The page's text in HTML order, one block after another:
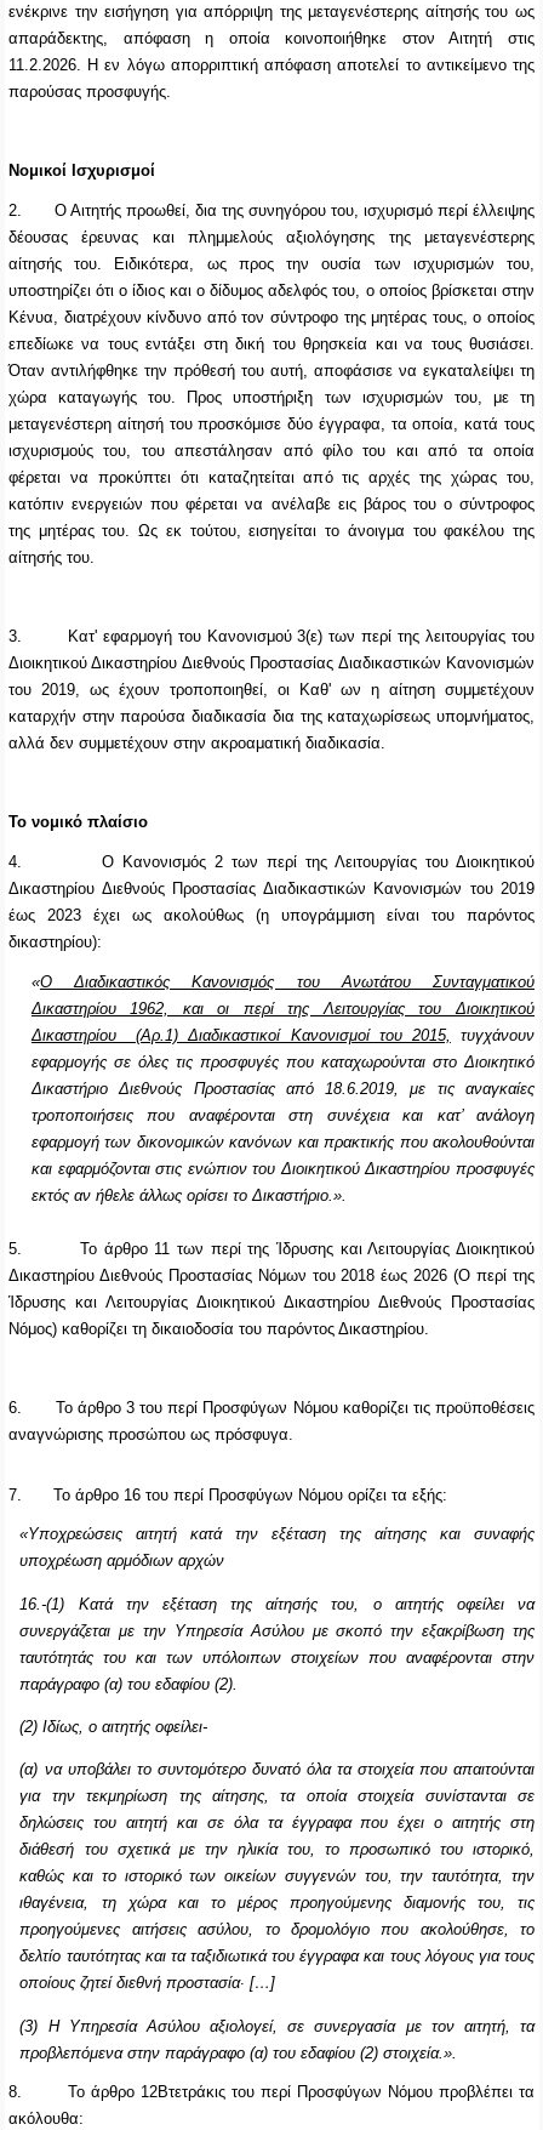
ενέκρινε την εισήγηση για απόρριψη της μεταγενέστερης αίτησής του ως
απαράδεκτης, απόφαση η οποία κοινοποιήθηκε στον Αιτητή στις
11.2.2026. Η εν λόγω απορριπτική απόφαση αποτελεί το αντικείμενο της
παρούσας προσφυγής.
Νομικοί Ισχυρισμοί
2.
Ο Αιτητής προωθεί, δια της συνηγόρου του, ισχυρισμό περί έλλειψης
δέουσας έρευνας και πλημμελούς αξιολόγησης της μεταγενέστερης
αίτησής του. Ειδικότερα, ως προς την ουσία των ισχυρισμών του,
υποστηρίζει ότι ο ίδιος και ο δίδυμος αδελφός του, ο οποίος βρίσκεται στην
Κένυα, διατρέχουν κίνδυνο από τον σύντροφο της μητέρας τους, ο οποίος
επεδίωκε να τους εντάξει στη δική του θρησκεία και να τους θυσιάσει.
Όταν αντιλήφθηκε την πρόθεσή του αυτή, αποφάσισε να εγκαταλείψει τη
χώρα καταγωγής του. Προς υποστήριξη των ισχυρισμών του, με τη
μεταγενέστερη αίτησή του προσκόμισε δύο έγγραφα, τα οποία, κατά τους
ισχυρισμούς του, του απεστάλησαν από φίλο του και από τα οποία
φέρεται να προκύπτει ότι καταζητείται από τις αρχές της χώρας του,
κατόπιν ενεργειών που φέρεται να ανέλαβε εις βάρος του ο σύντροφος
της μητέρας του. Ως εκ τούτου, εισηγείται το άνοιγμα του φακέλου της
αίτησής του.
3.
Κατ' εφαρμογή του Κανονισμού 3(ε) των περί της λειτουργίας του
Διοικητικού Δικαστηρίου Διεθνούς Προστασίας Διαδικαστικών Κανονισμών
του 2019, ως έχουν τροποποιηθεί, οι Καθ' ων η αίτηση συμμετέχουν
καταρχήν στην παρούσα διαδικασία δια της καταχωρίσεως υπομνήματος,
αλλά δεν συμμετέχουν στην ακροαματική διαδικασία.
To νομικό πλαίσιο
4. Ο Κανονισμός2 των περί της Λειτουργίας του Διοικητικού
Δικαστηρίου Διεθνούς Προστασίας Διαδικαστικών Κανονισμών του 2019
έως 2023 έχει ως ακολούθως (η υπογράμμιση είναι του παρόντος
δικαστηρίου):
«Ο Διαδικαστικός Κανονισμός του Ανωτάτου Συνταγματικού
Δικαστηρίου 1962, και οι περί της Λειτουργίας του Διοικητικού
Δικαστηρίου (Αρ.1) Διαδικαστικοί Κανονισμοί του 2015,
τυγχάνουν
εφαρμογής σε όλες τις προσφυγές που καταχωρούνται στο Διοικητικό
Δικαστήριο Διεθνούς Προστασίας από 18.6.2019, με τις αναγκαίες
τροποποιήσεις που αναφέρονται στη συνέχεια και κατ’ ανάλογη
εφαρμογή των δικονομικών κανόνων και πρακτικής που ακολουθούνται
και εφαρμόζονται στις ενώπιον του Διοικητικού Δικαστηρίου προσφυγές
εκτός αν ήθελε άλλως ορίσει το Δικαστήριο.».
5.
Το άρθρο 11 των περί της Ίδρυσης και Λειτουργίας Διοικητικού
Δικαστηρίου Διεθνούς Προστασίας Νόμων του 2018 έως 2026 (Ο περί της
Ίδρυσης και Λειτουργίας Διοικητικού Δικαστηρίου Διεθνούς Προστασίας
Νόμος) καθορίζει τη δικαιοδοσία του παρόντος Δικαστηρίου.
6.
Το άρθρο 3 του περί Προσφύγων Νόμου καθορίζει τις προϋποθέσεις
αναγνώρισης προσώπου ως πρόσφυγα.
7. Το άρθρο 16 του περί Προσφύγων Νόμου ορίζει τα εξής:
«Υποχρεώσεις αιτητή κατά την εξέταση της αίτησης και συναφής
υποχρέωση αρμόδιων αρχών
16.-(1) Κατά την εξέταση της αίτησής του, ο αιτητής οφείλει να
συνεργάζεται με την Υπηρεσία Ασύλου με σκοπό την εξακρίβωση της
ταυτότητάς του και των υπόλοιπων στοιχείων που αναφέρονται στην
παράγραφο (α) του εδαφίου (2).
(2) Ιδίως, ο αιτητής οφείλει-
(α) να υποβάλει το συντομότερο δυνατό όλα τα στοιχεία που απαιτούνται
για την τεκμηρίωση της αίτησης, τα οποία στοιχεία συνίστανται σε
δηλώσεις του αιτητή και σε όλα τα έγγραφα που έχει ο αιτητής στη
διάθεσή του σχετικά με την ηλικία του, το προσωπικό του ιστορικό,
καθώς και το ιστορικό των οικείων συγγενών του, την ταυτότητα, την
ιθαγένεια, τη χώρα και το μέρος προηγούμενης διαμονής του, τις
προηγούμενες αιτήσεις ασύλου, το δρομολόγιο που ακολούθησε, το
δελτίο ταυτότητας και τα ταξιδιωτικά του έγγραφα και τους λόγους για τους
οποίους ζητεί διεθνή προστασία∙ […]
(3) Η Υπηρεσία Ασύλου αξιολογεί, σε συνεργασία με τον αιτητή, τα
προβλεπόμενα στην παράγραφο (α) του εδαφίου (2) στοιχεία.».
8.
Το άρθρο 12Βτετράκις του περί Προσφύγων Νόμου προβλέπει τα
ακόλουθα: